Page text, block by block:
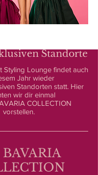
Standorte
Styling Lounge findet auch
Jahr wieder
Standorten statt. Hier
wir dir einmal
COLLECTION
vorstellen.